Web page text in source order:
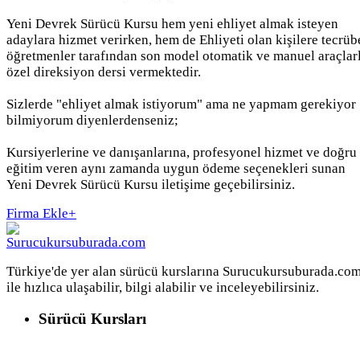
Yeni Devrek Sürücü Kursu hem yeni ehliyet almak isteyen
adaylara hizmet verirken, hem de Ehliyeti olan kişilere
öğretmenler tarafından son model otomatik ve manuel
özel direksiyon dersi vermektedir.
Sizlerde "ehliyet almak istiyorum" ama ne yapmam gerekiyor
bilmiyorum diyenlerdenseniz;
Kursiyerlerine ve danışanlarına, profesyonel hizmet ve doğru
eğitim veren aynı zamanda uygun ödeme seçenekleri sunan
Yeni Devrek Sürücü Kursu iletişime geçebilirsiniz.
Firma Ekle+
Türkiye'de yer alan sürücü kurslarına
ile hızlıca ulaşabilir, bilgi alabilir ve inceleyebilirsiniz.
Sürücü Kursları